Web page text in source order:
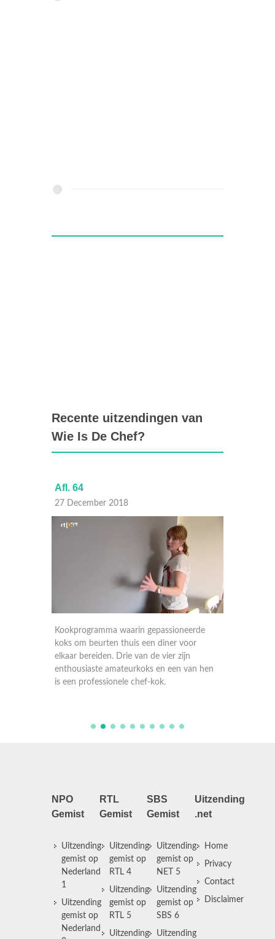
Recente uitzendingen van
Wie Is De Chef?
Afl. 64
27 December 2018
Kookprogramma waarin gepassioneerde
koks om beurten thuis een diner voor
elkaar bereiden. Drie van de vier zijn
enthousiaste amateurkoks en een van hen
is een professionele chef-kok.
NPO
Gemist
Uitzending
gemist op
Nederland
1
Uitzending
gemist op
Nederland
RTL
Gemist
Uitzending
gemist op
RTL 4
Uitzending
gemist op
RTL 5
Uitzending
SBS
Gemist
Uitzending
gemist op
NET 5
Uitzending
gemist op
SBS 6
Uitzending
Uitzending
.net
Home
Privacy
Contact
Disclaimer